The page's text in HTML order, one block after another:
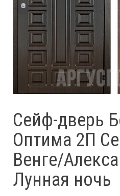
Сейф-дверь
Оптима 2П
Венге/
Лунная ночь